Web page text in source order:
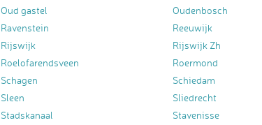
Oud gastel Oudenbosch
Ravenstein Reeuwijk
Rijswijk Rijswijk Zh
Roelofarendsveen Roermond
Schagen Schiedam
Sleen Sliedrecht
Stadskanaal Stavenisse